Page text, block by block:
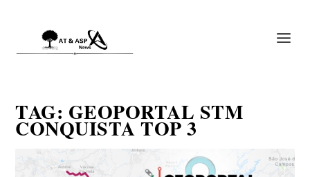
TAG: GEOPORTAL STM
CONQUISTA TOP 3